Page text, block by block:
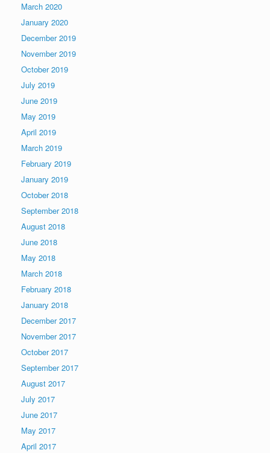
March 2020
January 2020
December 2019
November 2019
October 2019
July 2019
June 2019
May 2019
April 2019
March 2019
February 2019
January 2019
October 2018
September 2018
August 2018
June 2018
May 2018
March 2018
February 2018
January 2018
December 2017
November 2017
October 2017
September 2017
August 2017
July 2017
June 2017
May 2017
April 2017